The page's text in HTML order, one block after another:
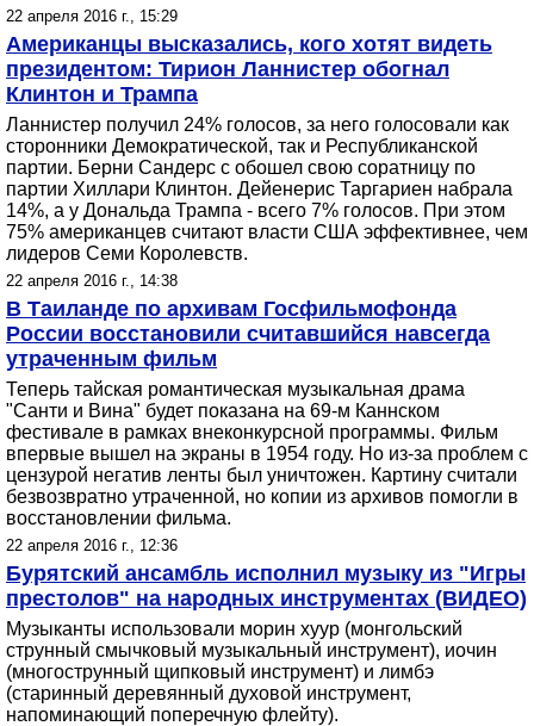
22 апреля 2016 г., 15:29
Американцы высказались, кого хотят видеть
президентом: Тирион Ланнистер обогнал
Клинтон и Трампа
Ланнистер получил 24% голосов, за него голосовали как
сторонники Демократической, так и Республиканской
партии. Берни Сандерс с обошел свою соратницу по
партии Хиллари Клинтон. Дейенерис Таргариен набрала
14%, а у Дональда Трампа - всего 7% голосов. При этом
75% американцев считают власти США эффективнее, чем
лидеров Семи Королевств.
22 апреля 2016 г., 14:38
В Таиланде по архивам Госфильмофонда
России восстановили считавшийся навсегда
утраченным фильм
Теперь тайская романтическая музыкальная драма
"Санти и Вина" будет показана на 69-м Каннском
фестивале в рамках внеконкурсной программы. Фильм
впервые вышел на экраны в 1954 году. Но из-за проблем с
цензурой негатив ленты был уничтожен. Картину считали
безвозвратно утраченной, но копии из архивов помогли в
восстановлении фильма.
22 апреля 2016 г., 12:36
Бурятский ансамбль исполнил музыку из "Игры
престолов" на народных инструментах (ВИДЕО)
Музыканты использовали морин хуур (монгольский
струнный смычковый музыкальный инструмент), иочин
(многострунный щипковый инструмент) и лимбэ
(старинный деревянный духовой инструмент,
напоминающий поперечную флейту).